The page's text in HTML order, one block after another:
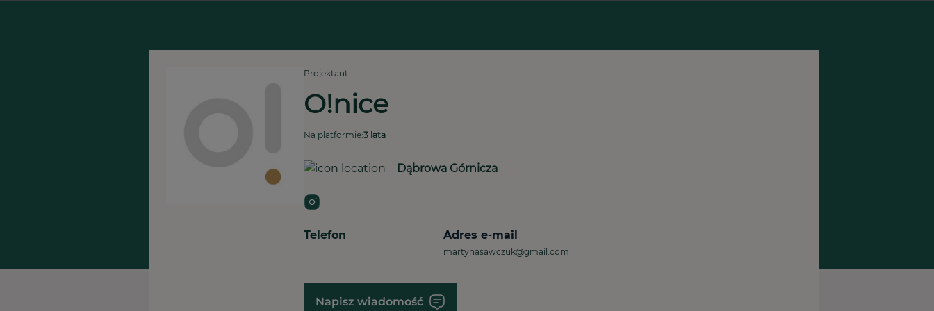
Projektant
O!nice
Na platformie:3 lata
Dąbrowa Górnicza
Telefon Adres e-mail
martynasawczuk@gmail.com
Napisz wiadomość